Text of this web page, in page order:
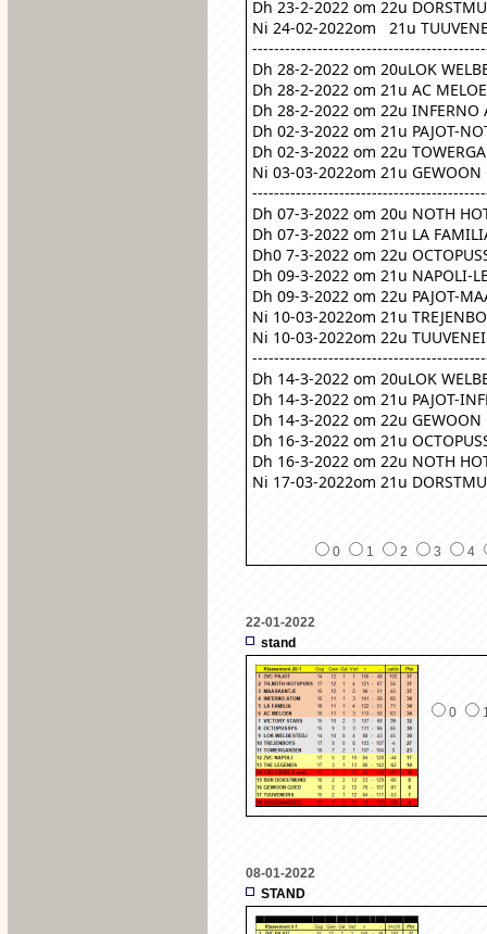
Dh 23-2-2022 om 22u
Ni 24-02-2022om   21u
Dh 28-2-2022 om 20uLOK
Dh 28-2-2022 om 21u AC
Dh 28-2-2022 om 22u INFERNO
Dh 02-3-2022 om 21u PAJOT-
Dh 02-3-2022 om 22u
Ni 03-03-2022om 21u GEWOON
Dh 07-3-2022 om 20u NOTH
Dh 07-3-2022 om 21u LA
Dh0 7-3-2022 om 22u
Dh 09-3-2022 om 21u NAPOLI-
Dh 09-3-2022 om 22u PAJOT-
Ni 10-03-2022om 21u
Ni 10-03-2022om 22u
Dh 14-3-2022 om 20uLOK
Dh 14-3-2022 om 21u PAJOT-
Dh 14-3-2022 om 22u GEWOON
Dh 16-3-2022 om 21u
Dh 16-3-2022 om 22u NOTH
Ni 17-03-2022om 21u
0 1 2 3 4
22-01-2022
stand
0
08-01-2022
STAND